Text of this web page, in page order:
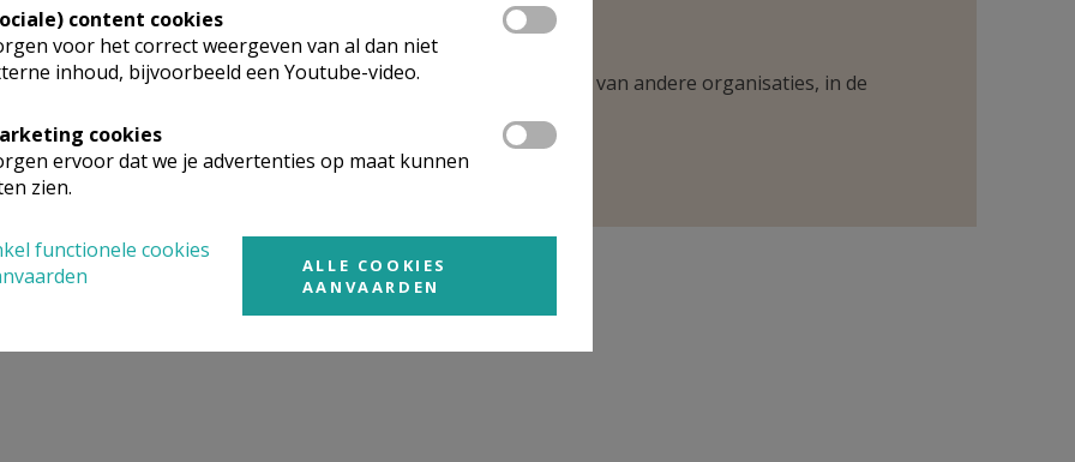
gevonden wat je zocht? Hier vind je links naar kerken, eventueel van andere organisaties, in de
in of nabijDILSEN-STOKKEM
content cookies
voor het correct weergeven van al dan niet
inhoud, bijvoorbeeld een Youtube-video.
cookies
ervoor dat we je advertenties op maat kunnen
zien.
functionele cookies
ALLE COOKIES
AANVAARDEN